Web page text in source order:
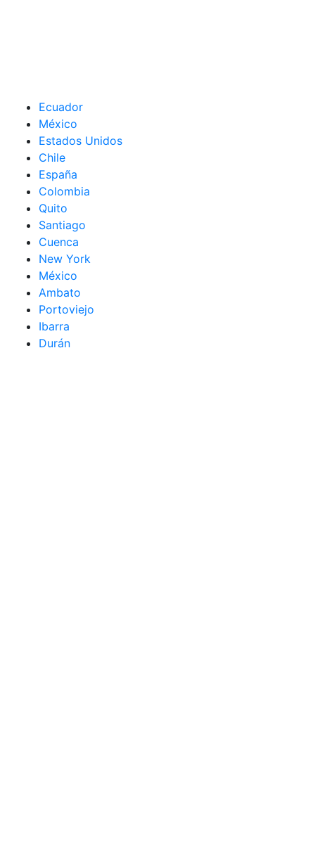
Ecuador
México
Estados Unidos
Chile
España
Colombia
Quito
Santiago
Cuenca
New York
México
Ambato
Portoviejo
Ibarra
Durán